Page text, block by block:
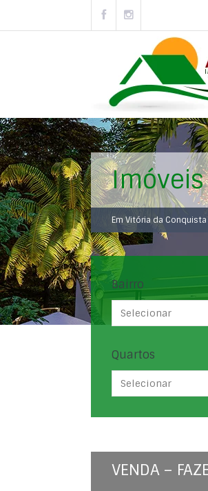
Imóveis
Em Vitória da
Bairro
Selecionar
Quartos
Selecionar
VENDA –